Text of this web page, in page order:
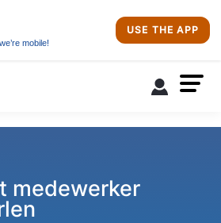
mobile!
USE THE APP
medewerker